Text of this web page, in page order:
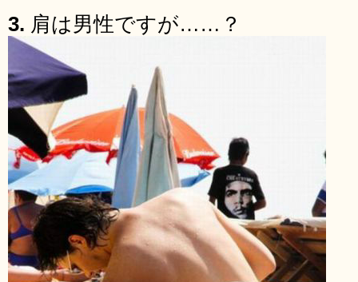
3. 肩は男性ですが……？